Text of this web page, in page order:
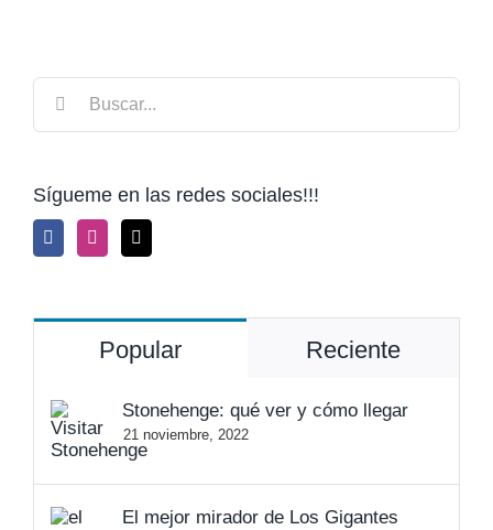
Sígueme en las redes sociales!!!
Popular Reciente
Stonehenge: qué ver y cómo llegar
21 noviembre, 2022
El mejor mirador de Los Gigantes